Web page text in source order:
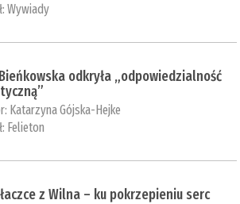
Wywiady
odkryła „odpowiedzialność
Katarzyna Gójska-Hejke
Felieton
z Wilna – ku pokrzepieniu serc